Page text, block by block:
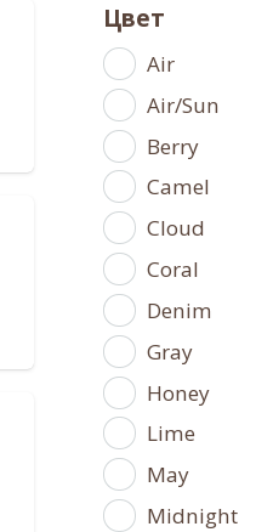
Цвет
Air
Air/Sun
Berry
Camel
Cloud
Coral
Denim
Gray
Honey
Lime
May
Midnight